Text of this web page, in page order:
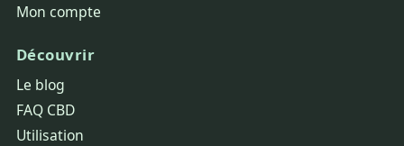
Mon compte
Découvrir
Le blog
FAQ CBD
Utilisation